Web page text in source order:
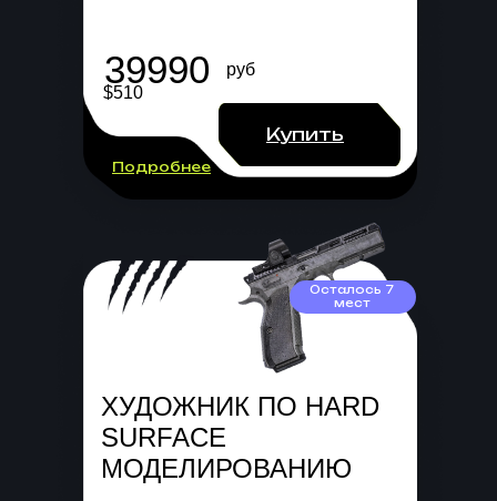
Осталось 7
мест
ХУДОЖНИК ПО HARD
SURFACE
МОДЕЛИРОВАНИЮ
Подробнее
Купить
руб
$510
39990